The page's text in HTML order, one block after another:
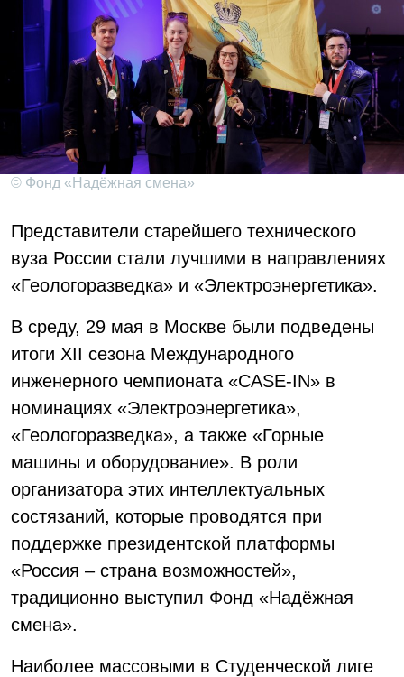
© Фонд «Надёжная смена»
Представители старейшего технического
вуза России стали лучшими в направлениях
«Геологоразведка» и «Электроэнергетика».
В среду, 29 мая в Москве были подведены
итоги XII сезона Международного
инженерного чемпионата «CASE-IN» в
номинациях «Электроэнергетика»,
«Геологоразведка», а также «Горные
машины и оборудование». В роли
организатора этих интеллектуальных
состязаний, которые проводятся при
поддержке президентской платформы
«Россия – страна возможностей»,
традиционно выступил Фонд «Надёжная
смена».
Наиболее массовыми в Студенческой лиге